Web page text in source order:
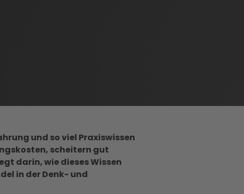
und so viel Praxiswissen
scheitern gut
darin, wie dieses Wissen
in der Denk- und